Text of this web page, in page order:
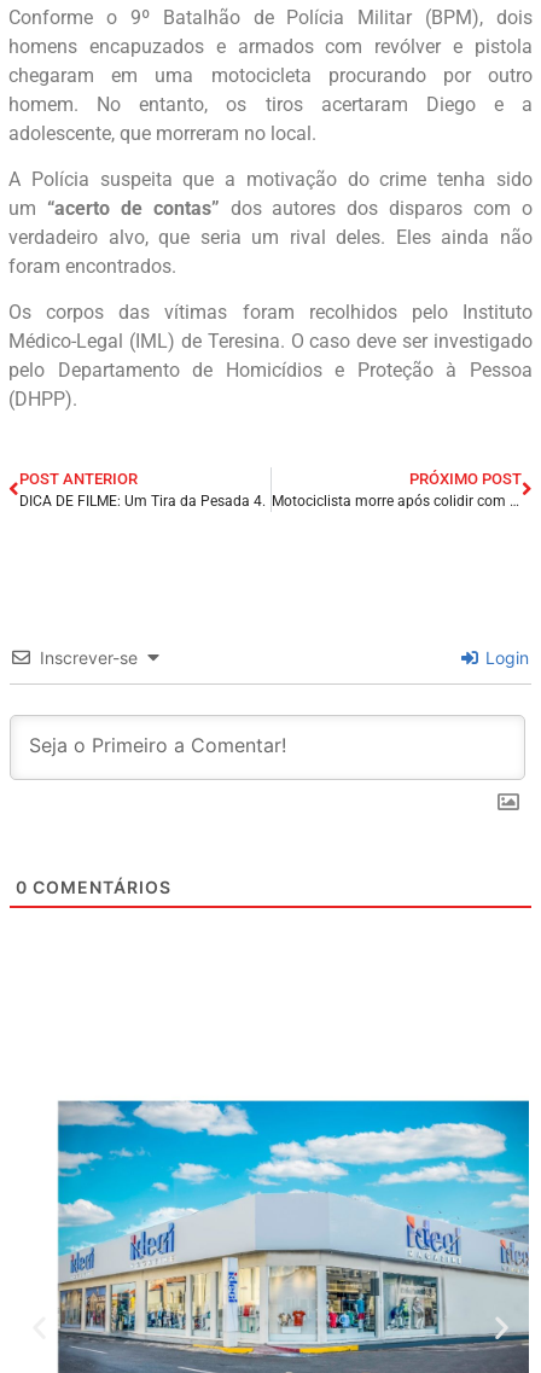
Conforme o 9º Batalhão de Polícia Militar (BPM), dois
homens encapuzados e armados com revólver e pistola
chegaram em uma motocicleta procurando por outro
homem. No entanto, os tiros acertaram Diego e a
adolescente, que morreram no local.
A Polícia suspeita que a motivação do crime tenha sido
um “acerto de contas” dos autores dos disparos com o
verdadeiro alvo, que seria um rival deles. Eles ainda não
foram encontrados.
Os corpos das vítimas foram recolhidos pelo Instituto
Médico-Legal (IML) de Teresina. O caso deve ser investigado
pelo Departamento de Homicídios e Proteção à Pessoa
(DHPP).
POST ANTERIOR
DICA DE FILME: Um Tira da Pesada 4.
PRÓXIMO POST
Motociclista morre após colidir com um animal em rodovia no município de Piancó/PB.
Inscrever-se Login
0 COMENTÁRIOS